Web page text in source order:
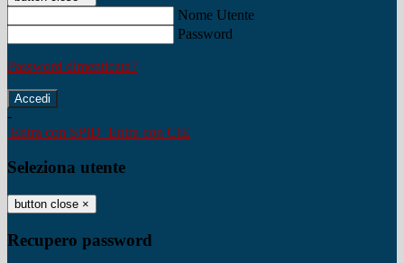
Nome Utente
Password
Password dimenticata?
-
Entra con SPID Entra con CIE
Seleziona utente
button close ×
Recupero password